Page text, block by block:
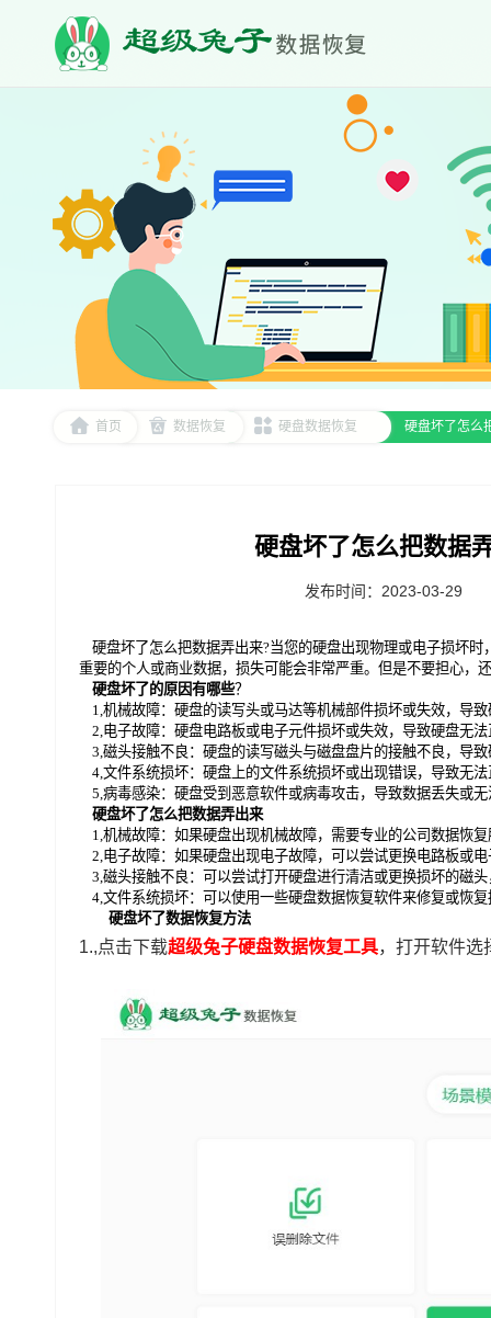
首页 数据恢复 硬盘数据恢复 硬盘坏了怎么
硬盘坏了怎么把数据
发布时间：2023-03-29
硬盘坏了怎么把数据弄出来?当您的硬盘出现物理或电子损坏
重要的个人或商业数据，损失可能会非常严重。但是不要担心，
硬盘坏了的原因有哪些？
1,机械故障：硬盘的读写头或马达等机械部件损坏或失效，导
2,电子故障：硬盘电路板或电子元件损坏或失效，导致硬盘无
3,磁头接触不良：硬盘的读写磁头与磁盘盘片的接触不良，导
4,文件系统损坏：硬盘上的文件系统损坏或出现错误，导致无
5,病毒感染：硬盘受到恶意软件或病毒攻击，导致数据丢失或
硬盘坏了怎么把数据弄出来
1,机械故障：如果硬盘出现机械故障，需要专业的公司数据恢
2,电子故障：如果硬盘出现电子故障，可以尝试更换电路板或
3,磁头接触不良：可以尝试打开硬盘进行清洁或更换损坏的磁
4,文件系统损坏：可以使用一些硬盘数据恢复软件来修复或恢
硬盘坏了数据恢复方法
1.,点击下载超级兔子硬盘数据恢复工具，打开软件选